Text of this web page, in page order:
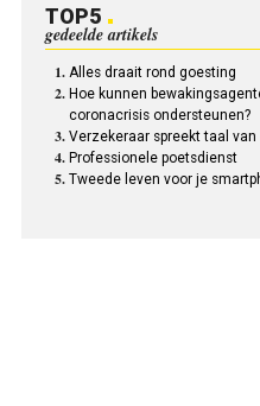
TOP5
gedeelde artikels
Alles draait rond goesting
Hoe kunnen
coronacrisis ondersteunen?
Verzekeraar spreekt taal
Professionele poetsdienst
Tweede leven voor je